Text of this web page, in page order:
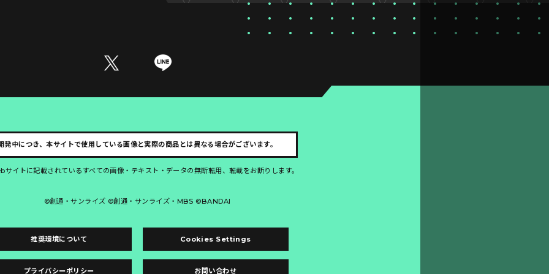
発中につき、本サイトで使用している画像と実際の商品とは異なる場合がございます。
サイトに記載されているすべての画像・テキスト・データの無断転用、転載をお断りします。
©創通・サンライズ ©創通・サンライズ・MBS ©BANDAI
推奨環境について Cookies Settings
プライバシーポリシー お問い合わせ